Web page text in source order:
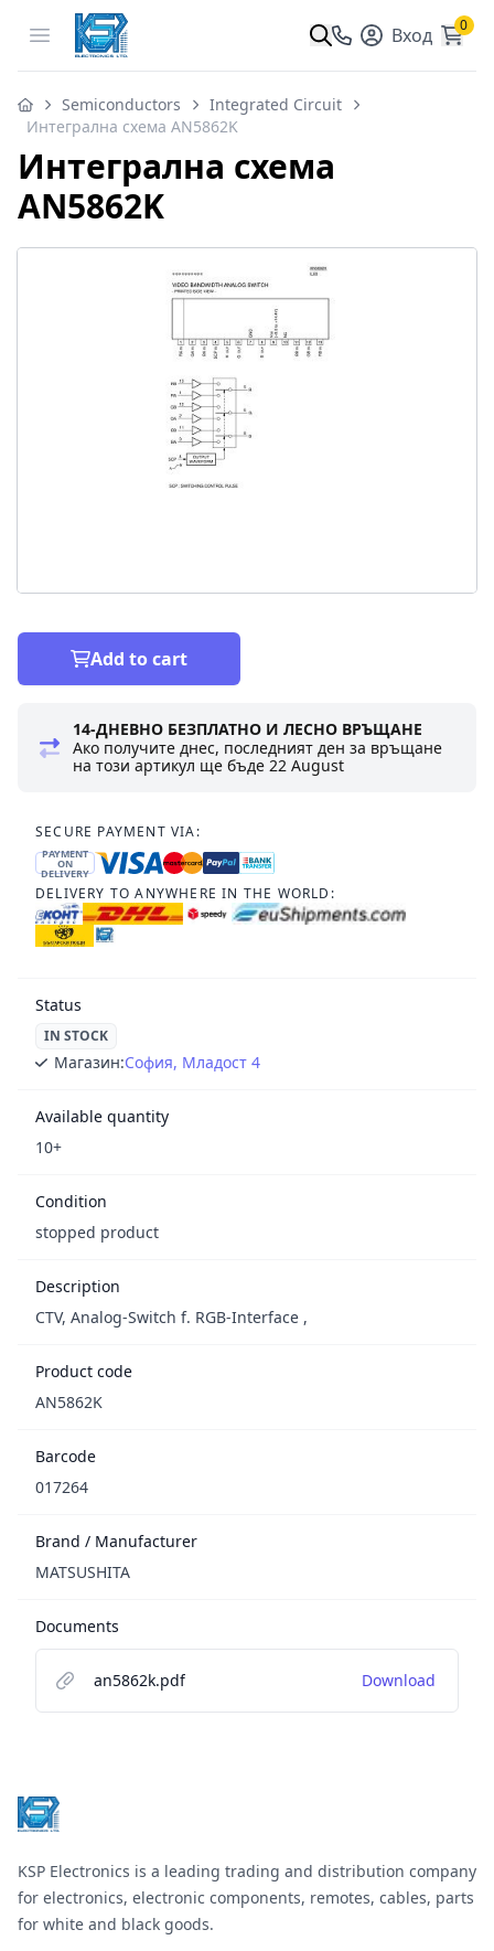
Open menu Вход 0
Semiconductors
Integrated Circuit
Интегрална схема AN5862K
Интегрална схема
AN5862K
Add to cart
14-ДНЕВНО БЕЗПЛАТНО И ЛЕСНО ВРЪЩАНЕ
Ако получите днес, последният ден за връщане
на този артикул ще бъде22 August
SECURE PAYMENT VIA:
PAYMENT
ON
DELIVERY
DELIVERY TO ANYWHERE IN THE WORLD:
Status
IN STOCK
Магазин:София, Младост 4
Available quantity
10+
Condition
stopped product
Description
CTV, Analog-Switch f. RGB-Interface ,
Product code
AN5862K
Barcode
017264
Brand / Manufacturer
MATSUSHITA
Documents
an5862k.pdf Download
KSP Electronics is a leading trading and distribution company
for electronics, electronic components, remotes, cables, parts
for white and black goods.